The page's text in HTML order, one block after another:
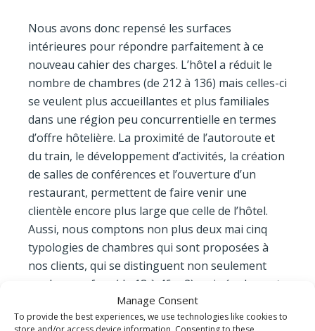
Manage Consent
To provide the best experiences, we use technologies like cookies to
Nous avons donc repensé les surfaces
intérieures pour répondre parfaitement à ce
nouveau cahier des charges. L’hôtel a réduit le
nombre de chambres (de 212 à 136) mais celles-ci
se veulent plus accueillantes et plus familiales
dans une région peu concurrentielle en termes
d’offre hôtelière. La proximité de l’autoroute et
du train, le développement d’activités, la création
de salles de conférences et l’ouverture d’un
restaurant, permettent de faire venir une
clientèle encore plus large que celle de l’hôtel.
Aussi, nous comptons non plus deux mai cinq
typologies de chambres qui sont proposées à
nos clients, qui se distinguent non seulement
par leur surface (de 18 à 46 m2) mais également
par leurs fonctionnalités et les services
proposés.